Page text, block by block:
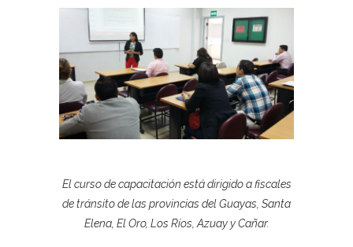
El curso de capacitación está dirigido a fiscales
de tránsito de las provincias del Guayas, Santa
Elena, El Oro, Los Ríos, Azuay y Cañar.